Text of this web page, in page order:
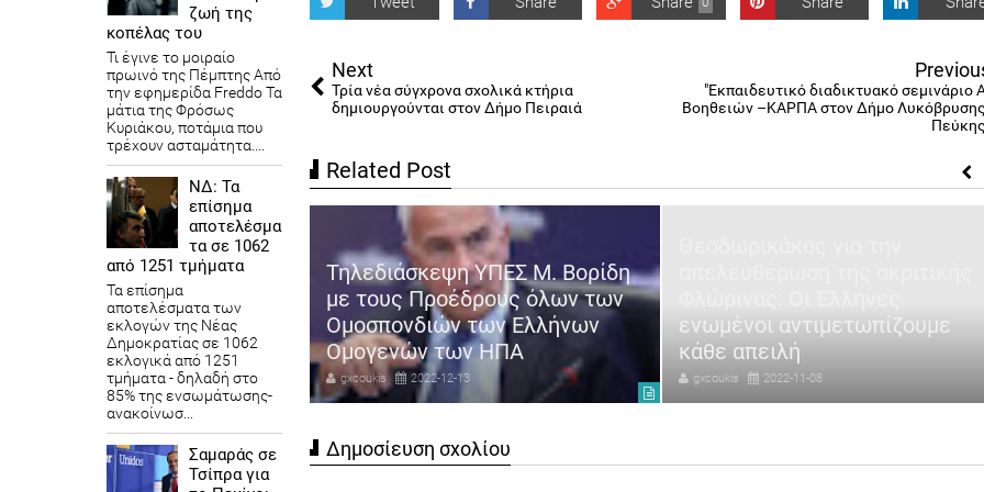
Next
Τρία νέα σύγχρονα σχολικά κτήρια
δημιουργούνται στον Δήμο Πειραιά
"Εκπαιδευτικό διαδικτυακό σεμινάριο
Βοηθειών –ΚΑΡΠΑ στον Δήμο
Related Post
Έτσι θα εφαρμοστεί
αξιολόγηση
Δημοσίων υπαλλήλων
2022-12-13
Τηλεδιάσκεψη ΥΠΕΣ Μ. Βορίδη
με τους Προέδρους όλων των
Ομοσπονδιών των Ελλήνων
Ομογενών των ΗΠΑ
gxcoukis 2022-12-13
ενωμένοι αντιμετωπίζουμε
κάθε απειλή
gxcoukis 2022-11-08
Δημοσίευση σχολίου
ζωή της
κοπέλας του
Τι έγινε το μοιραίο
πρωινό της Πέμπτης Από
την εφημερίδα Freddo Τα
μάτια της Φρόσως
Κυριάκου, ποτάμια που
τρέχουν ασταμάτητα....
ΝΔ: Τα
επίσημα
αποτελέσμα
τα σε 1062
από 1251 τμήματα
Τα επίσημα
αποτελέσματα των
εκλογών της Νέας
Δημοκρατίας​ σε 1062
εκλογικά από 1251
τμήματα - δηλαδή στο
85% της ενσωμάτωσης-
ανακοίνωσ...
Σαμαράς σε
Τσίπρα για